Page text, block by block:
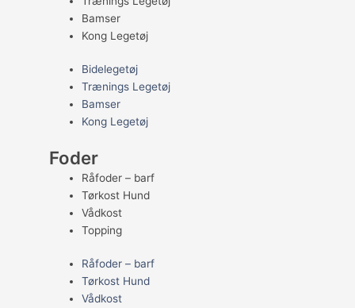
Bamser
Kong Legetøj
Bidelegetøj
Trænings Legetøj
Bamser
Kong Legetøj
Foder
Råfoder – barf
Tørkost Hund
Vådkost
Topping
Råfoder – barf
Tørkost Hund
Vådkost